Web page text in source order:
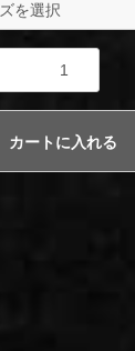
カートに入れる